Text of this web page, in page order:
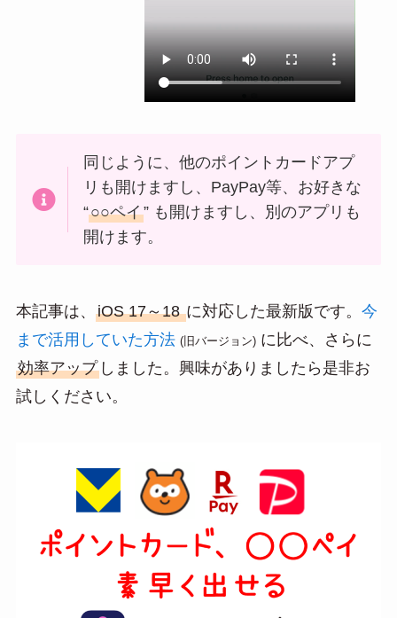
同じように、他のポイントカードアプ
リも開けますし、PayPay等、お好きな
“○○ペイ” も開けますし、別のアプリも
開けます。
本記事は、 iOS 17～18に対応した最新版です。 今
まで活用していた方法 (旧バージョン)に比べ、さらに
効率アップしました。興味がありましたら是非お
試しください。